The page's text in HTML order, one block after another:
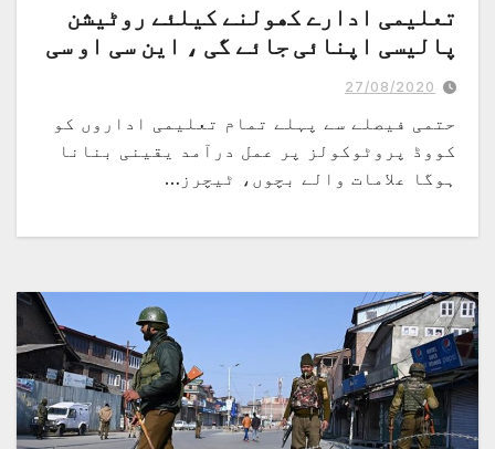
تعلیمی ادارے کھولنے کیلئے روٹیشن
پالیسی اپنائی جائے گی ، این سی او سی
27/08/2020
حتمی فیصلے سے پہلے تمام تعلیمی اداروں کو
کووڈ پروٹوکولز پر عمل درآمد یقینی بنانا
ہوگا علامات والے بچوں، ٹیچرز…